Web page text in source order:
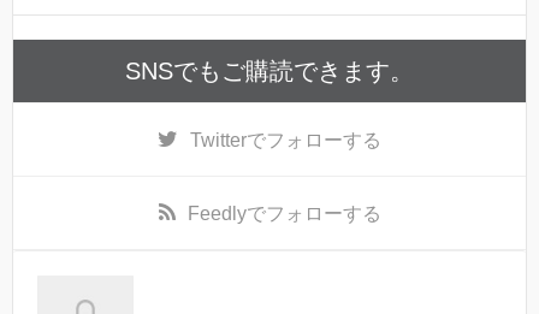
SNSでもご購読できます。
Twitterでフォローする
Feedlyでフォローする